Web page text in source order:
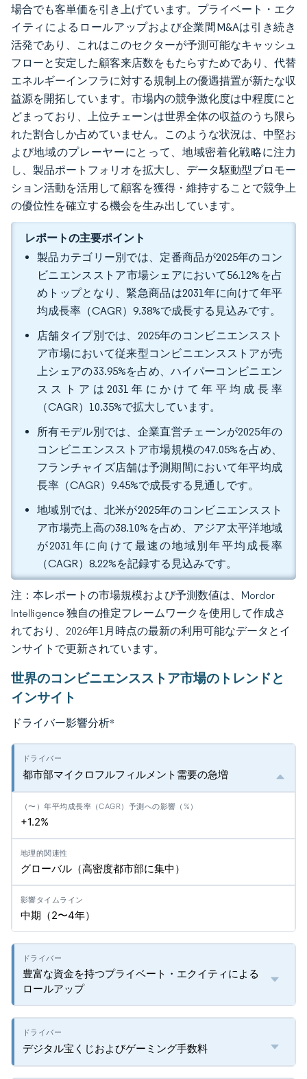
場合でも客単価を引き上げています。プライベート・エク
イティによるロールアップおよび企業間M&Aは引き続き
活発であり、これはこのセクターが予測可能なキャッシュ
フローと安定した顧客来店数をもたらすためであり、代替
エネルギーインフラに対する規制上の優遇措置が新たな収
益源を開拓しています。市場内の競争激化度は中程度にと
どまっており、上位チェーンは世界全体の収益のうち限ら
れた割合しか占めていません。このような状況は、中堅お
よび地域のプレーヤーにとって、地域密着化戦略に注力
し、製品ポートフォリオを拡大し、データ駆動型プロモー
ション活動を活用して顧客を獲得・維持することで競争上
の優位性を確立する機会を生み出しています。
レポートの主要ポイント
製品カテゴリー別では、定番商品が2025年のコン
ビニエンスストア市場シェアにおいて56.12%を占
めトップとなり、緊急商品は2031年に向けて年平
均成長率（CAGR）9.38%で成長する見込みです。
店舗タイプ別では、2025年のコンビニエンススト
ア市場において従来型コンビニエンスストアが売
上シェアの33.95%を占め、ハイパーコンビニエン
スストアは2031年にかけて年平均成長率
（CAGR）10.35%で拡大しています。
所有モデル別では、企業直営チェーンが2025年の
コンビニエンスストア市場規模の47.05%を占め、
フランチャイズ店舗は予測期間において年平均成
長率（CAGR）9.45%で成長する見通しです。
地域別では、北米が2025年のコンビニエンススト
ア市場売上高の38.10%を占め、アジア太平洋地域
が2031年に向けて最速の地域別年平均成長率
（CAGR）8.22%を記録する見込みです。
注：本レポートの市場規模および予測数値は、Mordor
Intelligence 独自の推定フレームワークを使用して作成さ
れており、2026年1月時点の最新の利用可能なデータとイ
ンサイトで更新されています。
世界のコンビニエンスストア市場のトレンドと
インサイト
ドライバー影響分析*
都市部マイクロフルフィルメント需要の急増
+1.2%
グローバル（高密度都市部に集中）
中期（2〜4年）
豊富な資金を持つプライベート・エクイティによる
ロールアップ
デジタル宝くじおよびゲーミング手数料